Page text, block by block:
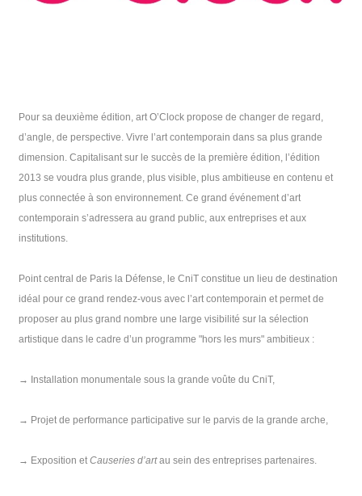
Pour sa deuxième édition, art O’Clock propose de changer de regard,
d’angle, de perspective. Vivre l’art contemporain dans sa plus grande
dimension. Capitalisant sur le succès de la première édition, l’édition
2013 se voudra plus grande, plus visible, plus ambitieuse en contenu et
plus connectée à son environnement. Ce grand événement d’art
contemporain s’adressera au grand public, aux entreprises et aux
institutions.
Point central de Paris la Défense, le CniT constitue un lieu de destination
idéal pour ce grand rendez-vous avec l’art contemporain et permet de
proposer au plus grand nombre une large visibilité sur la sélection
artistique dans le cadre d’un programme "hors les murs" ambitieux :
→ Installation monumentale sous la grande voûte du CniT,
→ Projet de performance participative sur le parvis de la grande arche,
→ Exposition etCauseries d’artau sein des entreprises partenaires.